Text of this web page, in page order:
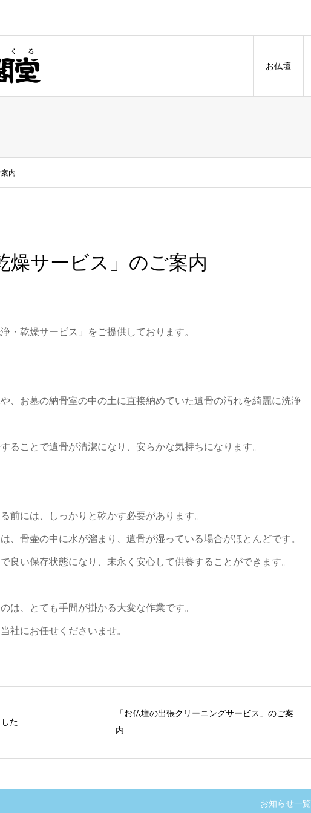
お仏壇
内
燥サービス」のご案内
・乾燥サービス」をご提供しております。
、お墓の納骨室の中の土に直接納めていた遺骨の汚れを綺麗に洗浄
ることで遺骨が清潔になり、安らかな気持ちになります。
前には、しっかりと乾かす必要があります。
、骨壷の中に水が溜まり、遺骨が湿っている場合がほとんどです。
良い保存状態になり、末永く安心して供養することができます。
は、とても手間が掛かる大変な作業です。
社にお任せくださいませ。
た
「お仏壇の出張クリーニングサービス」のご案
内
お知らせ一覧